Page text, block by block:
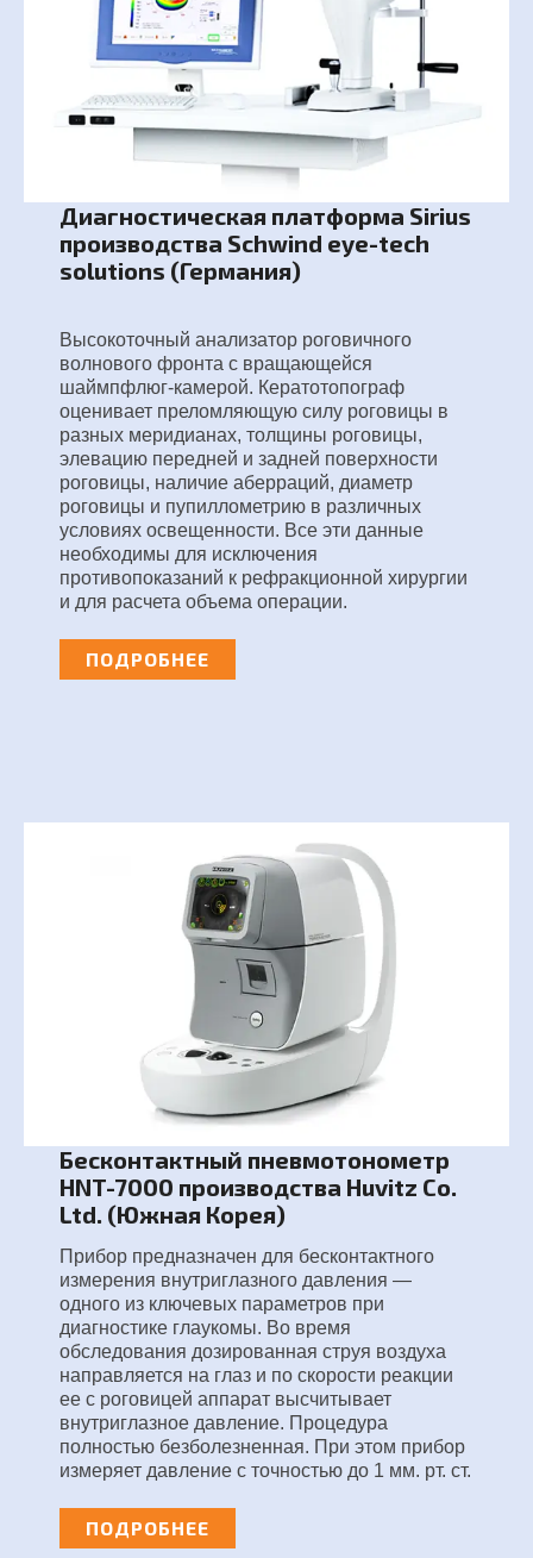
Диагностическая платформа Sirius
производства Schwind eye-tech
solutions (Германия)
Высокоточный анализатор роговичного
волнового фронта с вращающейся
шаймпфлюг-камерой. Кератотопограф
оценивает преломляющую силу роговицы в
разных меридианах, толщины роговицы,
элевацию передней и задней поверхности
роговицы, наличие аберраций, диаметр
роговицы и пупиллометрию в различных
условиях освещенности. Все эти данные
необходимы для исключения
противопоказаний к рефракционной хирургии
и для расчета объема операции.
ПОДРОБНЕЕ
Бесконтактный пневмотонометр
HNT-7000 производства Huvitz Co.
Ltd. (Южная Корея)
Прибор предназначен для бесконтактного
измерения внутриглазного давления —
одного из ключевых параметров при
диагностике глаукомы. Во время
обследования дозированная струя воздуха
направляется на глаз и по скорости реакции
ее с роговицей аппарат высчитывает
внутриглазное давление. Процедура
полностью безболезненная. При этом прибор
измеряет давление с точностью до 1 мм. рт. ст.
ПОДРОБНЕЕ